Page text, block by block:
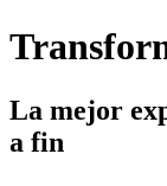
La mejor
a fin